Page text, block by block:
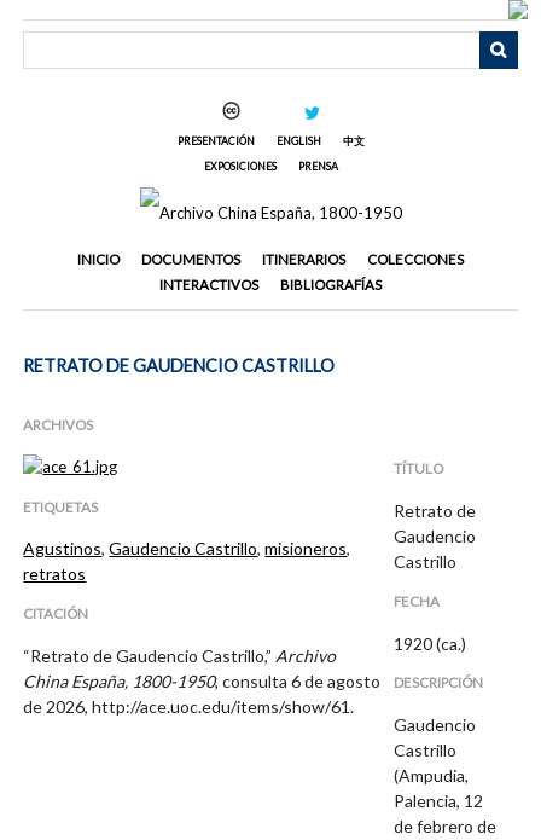
PRESENTACIÓN ENGLISH
中文
EXPOSICIONES
PRENSA
INICIO DOCUMENTOS ITINERARIOS
COLECCIONES
INTERACTIVOS
BIBLIOGRAFÍAS
RETRATO DE GAUDENCIO CASTRILLO
ARCHIVOS
ETIQUETAS
Agustinos,Gaudencio Castrillo,misioneros,
retratos
CITACIÓN
“Retrato de Gaudencio Castrillo,” Archivo
China España, 1800-1950, consulta 6 de agosto
de 2026,http://ace.uoc.edu/items/show/61.
TÍTULO
Retrato de
Gaudencio
Castrillo
FECHA
1920 (ca.)
DESCRIPCIÓN
Gaudencio
Castrillo
(Ampudia,
Palencia, 12
de febrero de